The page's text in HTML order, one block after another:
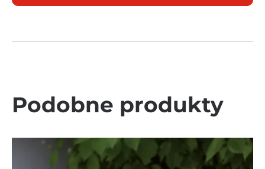
Podobne produkty